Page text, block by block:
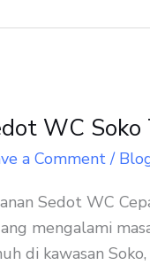
WC Soko
a Comment /
Sedot WC
mengalami
di kawasan